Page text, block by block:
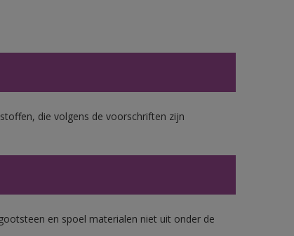
die volgens de voorschriften zijn
en spoel materialen niet uit onder de